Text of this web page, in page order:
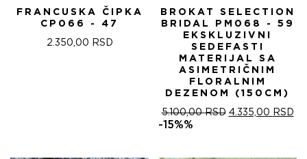
FRANCUSKA ČIPKA
CP066 - 47
2.350,00 RSD
BROKAT SELECTION
BRIDAL PM068 - 59
EKSKLUZIVNI
SEDEFASTI
MATERIJAL SA
ASIMETRIČNIM
FLORALNIM
DEZENOM (150CM)
5.100,00RSD ОРИГИНАЛНА
4.335,00 RSD
-15%%